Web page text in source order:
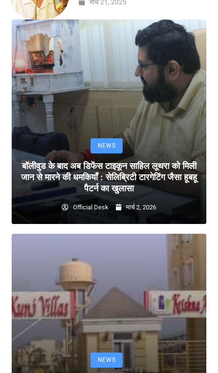
मार्च 21, 2025
NEWS
बॉलीवुड के बाद अब डिफेंस टाइकून साहिल लूथरा को मिली
जान से मारने की धमकियाँ : सेलिब्रिटी टारगेटिंग जैसा हूबहू
पैटर्न का खुलासा
Official Desk मार्च 2, 2026
NEWS